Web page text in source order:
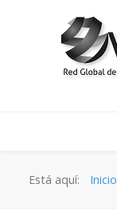
Está aquí: Inicio